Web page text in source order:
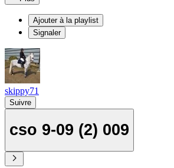
Ajouter à la playlist
Signaler
skippy71
Suivre
cso 9-09 (2) 009